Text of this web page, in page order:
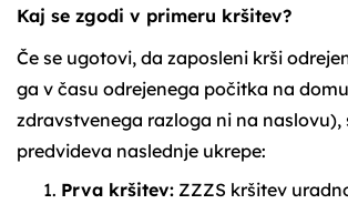
Kaj se zgodi v primeru kršitev?
Če se ugotovi, da zaposleni krši
ga v času odrejenega počitka na
zdravstvenega razloga ni na naslovu),
predvideva naslednje ukrepe:
Prva kršitev: ZZZS kršitev